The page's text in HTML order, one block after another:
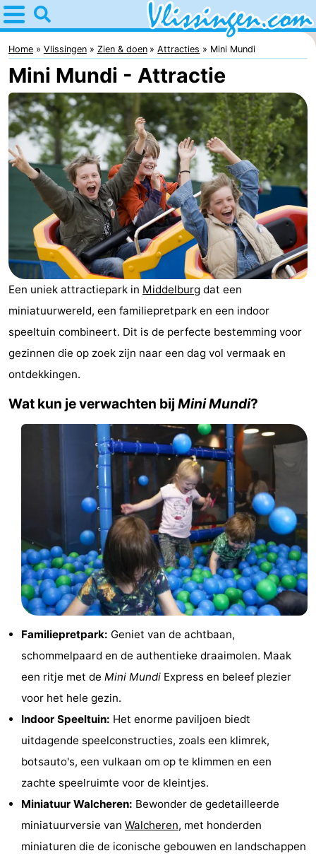
Home
Vlissingen
Tips
Voor
kinderen
Overnachten
Appartementen
Martina
(&
Campings
Vakantiehuizen
Duinzicht
-
Galgewei
Westduin
Last
minutes
Strand
doen
Bezienswaardigheden
Musea
-
Monumenten
Uitkijkpunten
Attracties
Speeltuinen
Home Vlissingen Zien & doen Attracties Mini Mundi
Mini Mundi - Attractie
Een uniek attractiepark in Middelburg dat een
miniatuurwereld, een familiepretpark en een indoor
speeltuin combineert. Dit is de perfecte bestemming voor
gezinnen die op zoek zijn naar een dag vol vermaak en
ontdekkingen.
Wat kun je verwachten bij Mini Mundi?
Familiepretpark: Geniet van de achtbaan,
schommelpaard en de authentieke draaimolen. Maak
een ritje met de Mini Mundi Express en beleef plezier
voor het hele gezin.
Indoor Speeltuin: Het enorme paviljoen biedt
uitdagende speelconstructies, zoals een klimrek,
botsauto's, een vulkaan om op te klimmen en een
zachte speelruimte voor de kleintjes.
Miniatuur Walcheren: Bewonder de gedetailleerde
miniatuurversie van Walcheren, met honderden
miniaturen die de iconische gebouwen en landschappen